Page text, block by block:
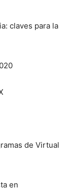
claves para la
de Virtual
en